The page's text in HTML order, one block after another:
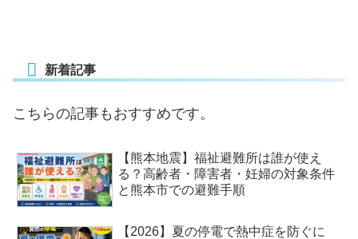
新着記事
こちらの記事もおすすめです。
【熊本地震】福祉避難所は誰が使え
る？高齢者・障害者・妊婦の対象条件
と熊本市での避難手順
【2026】夏の停電で熱中症を防ぐに